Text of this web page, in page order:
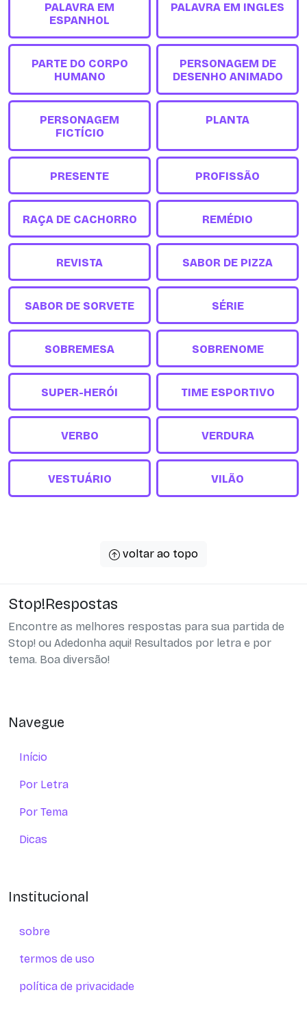
PALAVRA EM
ESPANHOL
PALAVRA EM INGLES
PARTE DO CORPO
HUMANO
PERSONAGEM DE
DESENHO ANIMADO
PERSONAGEM
FICTÍCIO
PLANTA
PRESENTE PROFISSÃO
RAÇA DE CACHORRO REMÉDIO
REVISTA SABOR DE PIZZA
SABOR DE SORVETE SÉRIE
SOBREMESA SOBRENOME
SUPER-HERÓI TIME ESPORTIVO
VERBO VERDURA
VESTUÁRIO VILÃO
voltar ao topo
Stop!Respostas
Encontre as melhores respostas para sua partida de
Stop! ou Adedonha aqui! Resultados por letra e por
tema. Boa diversão!
Navegue
Início
Por Letra
Por Tema
Dicas
Institucional
sobre
termos de uso
política de privacidade